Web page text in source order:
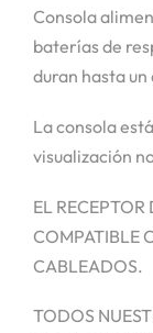
Consola
baterías de
duran hasta un
La consola
visualización
EL
COMPATIBLE
CABLEADOS.
TODOS